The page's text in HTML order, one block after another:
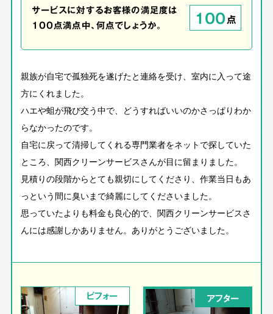
サービスに対するお客様の満足度は
100点満点中、何点でしょうか。
100点
親族が自宅で孤独死を遂げたと連絡を受け、室内に入って途
方にくれました。
ハエや蛆が飛び交う中で、どうすればいいのかさっぱりわか
らなかったのです。
自宅に戻って清掃してくれる専門業者をネットで探していた
ところ、関西クリーンサービスさんが目に留まりました。
見積りの段階からとても親切にしてくださり、作業当日もあ
っという間に臭いまで綺麗にしてくださいました。
思っていたよりも料金も良心的で、関西クリーンサービスさ
んには感謝しかありません。ありがとうございました。
ビフォー アフター